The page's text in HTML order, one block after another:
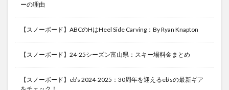
ーの理由
【スノーボード】ABCのHはHeel Side Carving：By Ryan Knapton
【スノーボード】24-25シーズン富山県：スキー場料金まとめ
【スノーボード】eb’s 2024-2025：30周年を迎えるeb’sの最新ギア